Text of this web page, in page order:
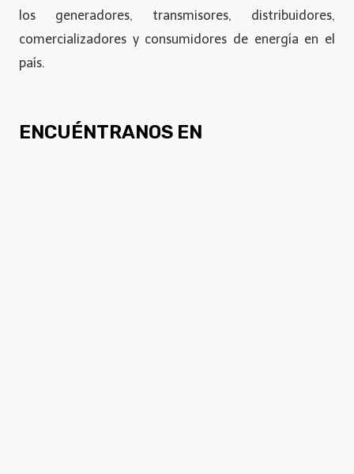
los generadores, transmisores, distribuidores,
comercializadores y consumidores de energía en el
país.
ENCUÉNTRANOS EN